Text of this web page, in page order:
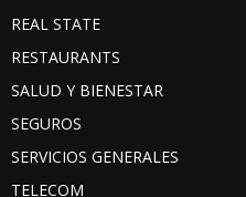
REAL STATE
RESTAURANTS
SALUD Y BIENESTAR
SEGUROS
SERVICIOS GENERALES
TELECOM